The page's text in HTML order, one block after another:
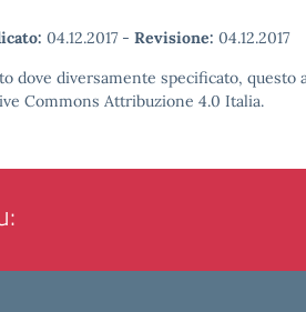
04.12.2017 - Revisione: 04.12.2017
dove diversamente specificato,
Commons Attribuzione 4.0 Italia.